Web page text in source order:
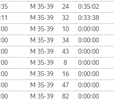
М 35-39 24
0:35:02
М 35-39 32
0:33:38
М 35-39 10
0:00:00
М 35-39 34
0:00:00
М 35-39 43
0:00:00
М 35-39 8
0:00:00
М 35-39 16
0:00:00
М 35-39 47
0:00:00
М 35-39 82 0:00:00